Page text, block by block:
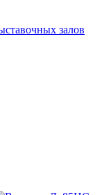
залов